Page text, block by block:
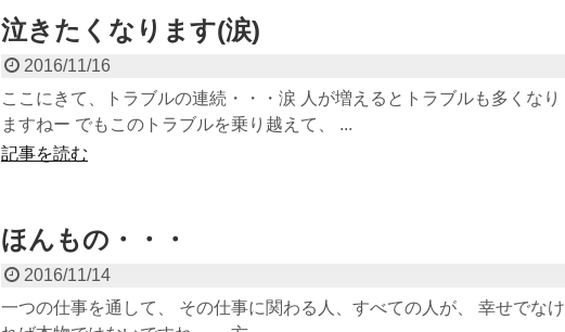
泣きたくなります(涙)
2016/11/16
ここにきて、トラブルの連続・・・涙 人が増えるとトラブルも多くなり
ますねー でもこのトラブルを乗り越えて、 ...
記事を読む
ほんもの・・・
2016/11/14
一つの仕事を通して、 その仕事に関わる人、すべての人が、 幸せでなけ